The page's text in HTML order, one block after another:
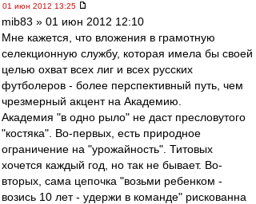
01 июн 2012 13:25
mib83 » 01 июн 2012 12:10
Мне кажется, что вложения в грамотную
селекционную службу, которая имела бы своей
целью охват всех лиг и всех русских
футболеров - более перспективный путь, чем
чрезмерный акцент на Академию.
Академия "в одно рыло" не даст пресловутого
"костяка". Во-первых, есть природное
ограничение на "урожайность". Титовых
хочется каждый год, но так не бывает. Во-
вторых, сама цепочка "возьми ребенком -
возись 10 лет - удержи в команде" рискованна